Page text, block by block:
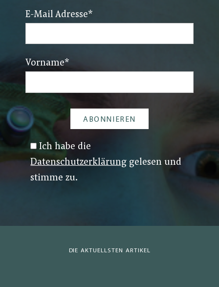
E-Mail Adresse*
Vorname*
Ich habe die
Datenschutzerklärung gelesen und
stimme zu.
DIE AKTUELLSTEN ARTIKEL